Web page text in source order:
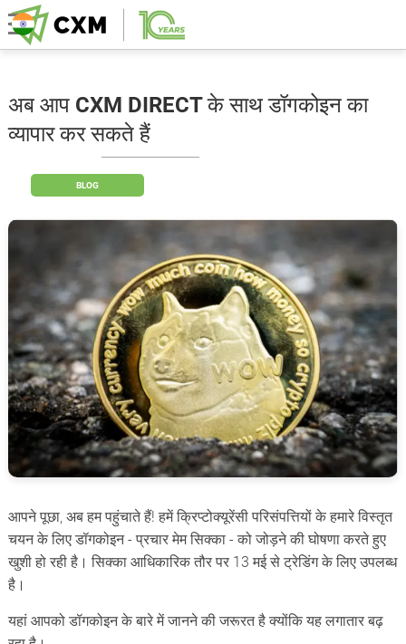
अब आप CXM DIRECT के साथ डॉगकोइन का
व्यापार कर सकते हैं
BLOG
आपने पूछा, अब हम पहुंचाते हैं! हमें क्रिप्टोक्यूरेंसी परिसंपत्तियों के हमारे विस्तृत
चयन के लिए डॉगकोइन - प्रचार मेम सिक्का - को जोड़ने की घोषणा करते हुए
खुशी हो रही है। सिक्का आधिकारिक तौर पर 13 मई से ट्रेडिंग के लिए उपलब्ध
है।
यहां आपको डॉगकोइन के बारे में जानने की जरूरत है क्योंकि यह लगातार बढ़